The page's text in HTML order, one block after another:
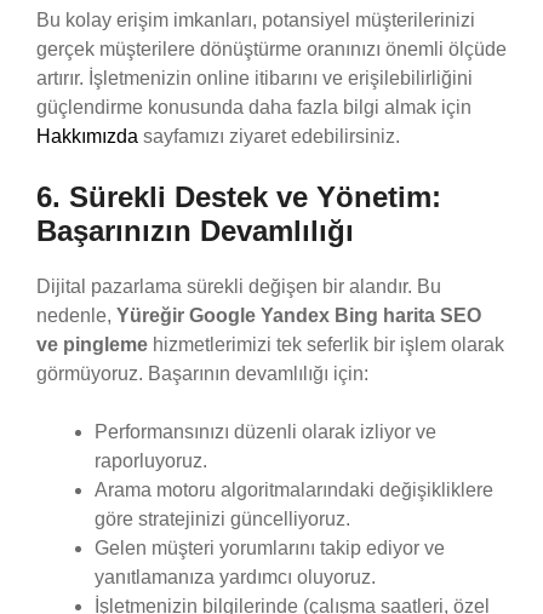
Bu kolay erişim imkanları, potansiyel müşterilerinizi
gerçek müşterilere dönüştürme oranınızı önemli ölçüde
artırır. İşletmenizin online itibarını ve erişilebilirliğini
güçlendirme konusunda daha fazla bilgi almak için
Hakkımızda sayfamızı ziyaret edebilirsiniz.
6. Sürekli Destek ve Yönetim:
Başarınızın Devamlılığı
Dijital pazarlama sürekli değişen bir alandır. Bu
nedenle, Yüreğir Google Yandex Bing harita SEO
ve pingleme hizmetlerimizi tek seferlik bir işlem olarak
görmüyoruz. Başarının devamlılığı için:
Performansınızı düzenli olarak izliyor ve
raporluyoruz.
Arama motoru algoritmalarındaki değişikliklere
göre stratejinizi güncelliyoruz.
Gelen müşteri yorumlarını takip ediyor ve
yanıtlamanıza yardımcı oluyoruz.
İşletmenizin bilgilerinde (çalışma saatleri, özel